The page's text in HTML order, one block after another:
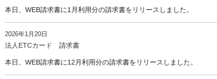
本日、WEB請求書に1月利用分の請求書をリリースしました。
2026年1月20日
法人ETCカード 請求書
本日、WEB請求書に12月利用分の請求書をリリースしました。